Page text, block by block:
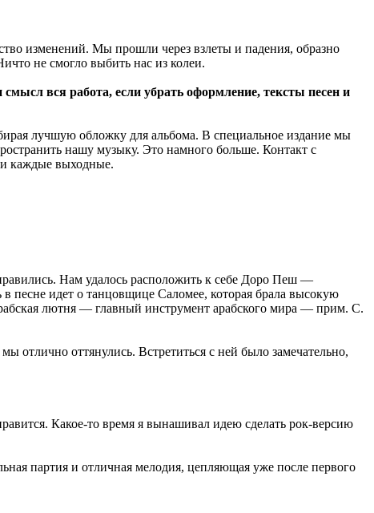
изменений. Мы прошли через взлеты и падения, образно
не смогло выбить нас из колеи.
вся работа, если убрать оформление, тексты песен и
лучшую обложку для альбома. В специальное издание мы
нашу музыку. Это намного больше. Контакт с
каждые выходные.
Нам удалось расположить к себе Доро Пеш —
песне идет о танцовщице Саломее, которая брала высокую
лютня — главный инструмент арабского мира — прим. С.
отлично оттянулись. Встретиться с ней было замечательно,
Какое-то время я вынашивал идею сделать рок-версию
партия и отличная мелодия, цепляющая уже после первого